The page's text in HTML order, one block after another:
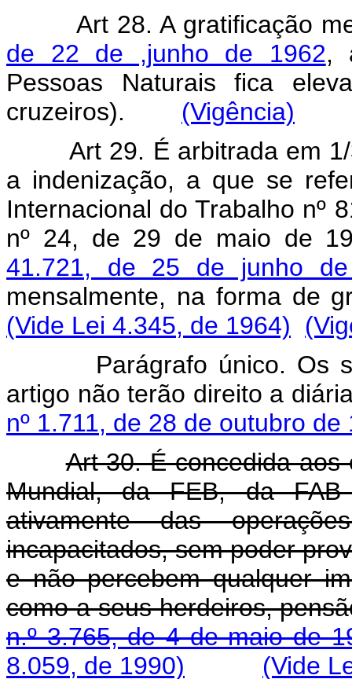
Art 28. A gratificação
de 22 de ,junho de 1962,
Pessoas Naturais fica
cruzeiros). (Vigência)
Art 29. É arbitrada em
a indenização, a que se
Internacional do Trabalho nº
nº 24, de 29 de maio de
41.721, de 25 de junho
mensalmente, na forma
(Vide Lei 4.345, de 1964)
Parágrafo único. Os
artigo não terão direito a
nº 1.711, de 28 de outubro de
Art 30. É concedida aos
Mundial, da FEB, da
ativamente das
incapacitados, sem poder
e não percebem qualquer
como a seus herdeiros,
n.º 3.765, de 4 de maio de
8.059, de 1990)
(Vide